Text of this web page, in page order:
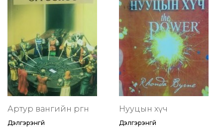
Артур вангийн өргөөнөө
Дэлгэрэнгүй
Нууцын хүч
Дэлгэрэнгүй